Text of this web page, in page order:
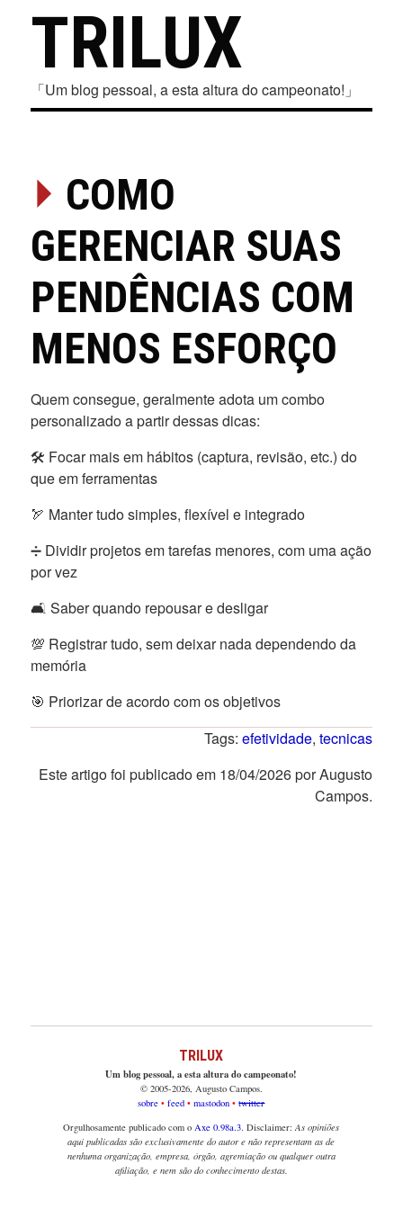
TRILUX
「Um blog pessoal, a esta altura do campeonato!」
⏵ COMO
GERENCIAR SUAS
PENDÊNCIAS COM
MENOS ESFORÇO
Quem consegue, geralmente adota um combo
personalizado a partir dessas dicas:
🛠️ Focar mais em hábitos (captura, revisão, etc.) do
que em ferramentas
🏹 Manter tudo simples, flexível e integrado
➗ Dividir projetos em tarefas menores, com uma ação
por vez
🛋️ Saber quando repousar e desligar
💯 Registrar tudo, sem deixar nada dependendo da
memória
🎯 Priorizar de acordo com os objetivos
Tags:efetividade,tecnicas
Este artigo foi publicado em 18/04/2026 por Augusto
Campos.
TRILUX
Um blog pessoal, a esta altura do campeonato!
© 2005-2026, Augusto Campos.
sobre
feed mastodon
twitter
Orgulhosamente publicado com o Axe 0.98a.3 . Disclaimer:As opiniões
aqui publicadas são exclusivamente do autor e não representam as de
nenhuma organização, empresa, órgão, agremiação ou qualquer outra
afiliação, e nem são do conhecimento destas.